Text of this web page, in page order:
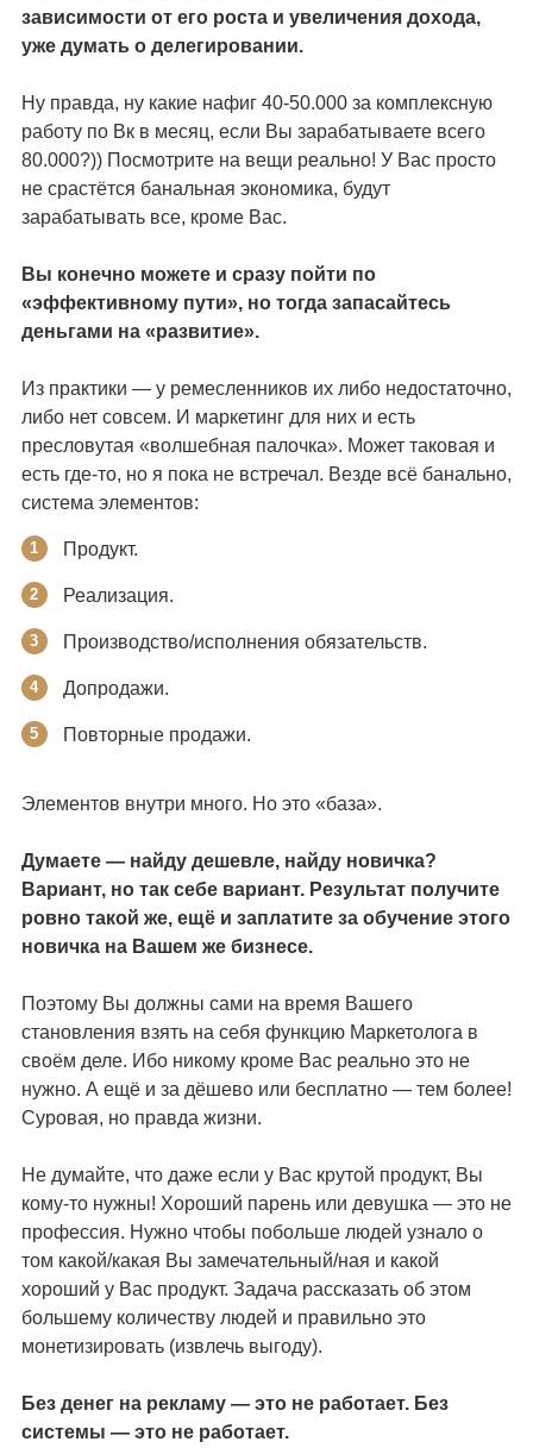
зависимости от его роста и увеличения дохода,
уже думать о делегировании.
Ну правда, ну какие нафиг 40-50.000 за комплексную
работу по Вк в месяц, если Вы зарабатываете всего
80.000?)) Посмотрите на вещи реально! У Вас просто
не срастётся банальная экономика, будут
зарабатывать все, кроме Вас.
Вы конечно можете и сразу пойти по
«эффективному пути», но тогда запасайтесь
деньгами на «развитие».
Из практики — у ремесленников их либо недостаточно,
либо нет совсем. И маркетинг для них и есть
пресловутая «волшебная палочка». Может таковая и
есть где-то, но я пока не встречал. Везде всё банально,
система элементов:
Продукт.
Реализация.
Производство/исполнения обязательств.
Допродажи.
Повторные продажи.
Элементов внутри много. Но это «база».
Думаете — найду дешевле, найду новичка?
Вариант, но так себе вариант. Результат получите
ровно такой же, ещё и заплатите за обучение этого
новичка на Вашем же бизнесе.
Поэтому Вы должны сами на время Вашего
становления взять на себя функцию Маркетолога в
своём деле. Ибо никому кроме Вас реально это не
нужно. А ещё и за дёшево или бесплатно — тем более!
Суровая, но правда жизни.
Не думайте, что даже если у Вас крутой продукт, Вы
кому-то нужны! Хороший парень или девушка — это не
профессия. Нужно чтобы побольше людей узнало о
том какой/какая Вы замечательный/ная и какой
хороший у Вас продукт. Задача рассказать об этом
большему количеству людей и правильно это
монетизировать (извлечь выгоду).
Без денег на рекламу — это не работает. Без
системы — это не работает.